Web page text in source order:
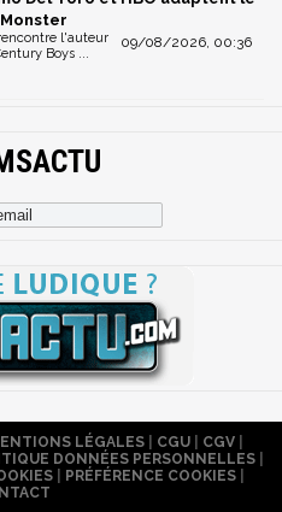
09/08/2026, 00:36
l'auteur
Boys ...
LÉGALES| CGU| CGV|
DONNÉES PERSONNELLES
PRÉFÉRENCE COOKIES